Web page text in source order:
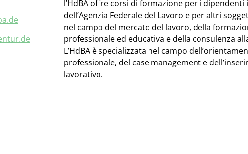
de
l’HdBA offre corsi di formazione per i dipendenti
dell’Agenzia Federale del Lavoro e per altri
nel campo del mercato del lavoro, della
professionale ed educativa e della consulenza
L’HdBA è specializzata nel campo
professionale, del case management e
lavorativo.